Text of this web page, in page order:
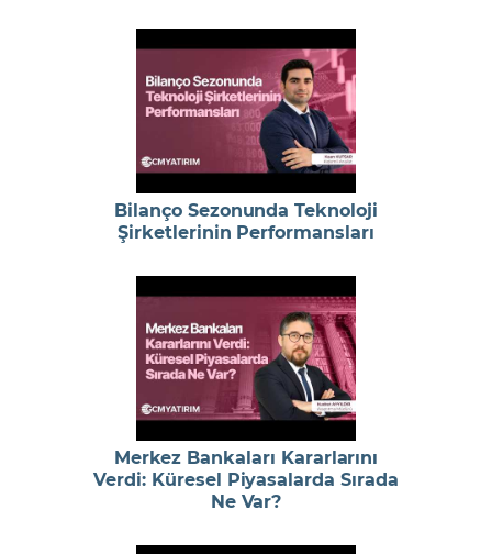
Bilanço Sezonunda Teknoloji
Şirketlerinin Performansları
Merkez Bankaları Kararlarını
Verdi: Küresel Piyasalarda Sırada
Ne Var?